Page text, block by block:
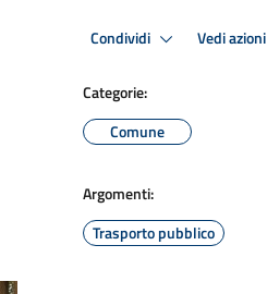
Condividi Vedi azioni
Categorie:
Comune
Argomenti:
Trasporto pubblico